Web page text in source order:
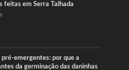
feitas em Serra Talhada
pré-emergentes: por que a
da germinação das daninhas